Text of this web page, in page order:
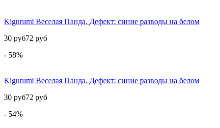
Kigurumi Веселая Панда. Дефект: синие разводы на белом
30 руб72 руб
- 58%
Kigurumi Веселая Панда. Дефект: синие разводы на белом
30 руб72 руб
- 54%